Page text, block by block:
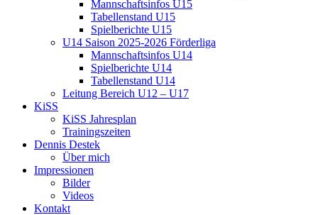
Mannschaftsinfos U15
Tabellenstand U15
Spielberichte U15
U14 Saison 2025-2026 Förderliga
Mannschaftsinfos U14
Spielberichte U14
Tabellenstand U14
Leitung Bereich U12 – U17
KiSS
KiSS Jahresplan
Trainingszeiten
Dennis Destek
Über mich
Impressionen
Bilder
Videos
Kontakt